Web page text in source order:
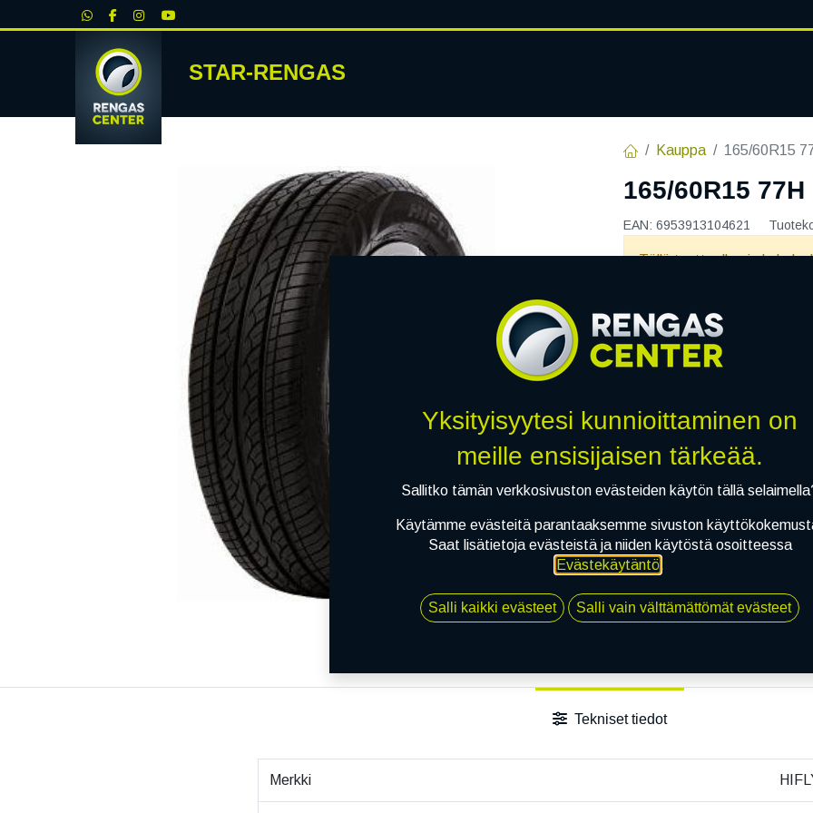
STAR-RENGAS
Kauppa 165/60R15
165/60R15 77H
EAN: 6953913104621
Tällä tuotteella ei ole
HIFLY
Toimitusehdot
Tekniset tiedot
Merkki
Yksityisyytesi kunnioittaminen on
meille ensisijaisen tärkeää.
Sallitko tämän verkkosivuston evästeiden käytön tällä
Käytämme evästeitä parantaaksemme sivuston
Saat lisätietoja evästeistä ja niiden käytöstä osoitteessa
Evästekäytäntö.
Salli kaikki evästeet Salli vain välttämättömät evästeet